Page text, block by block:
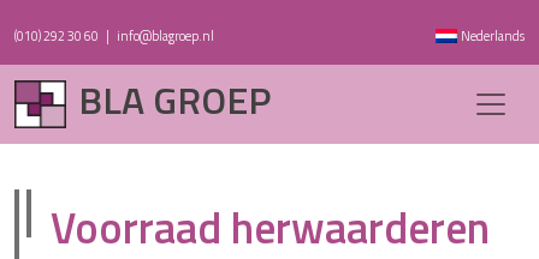
(010) 292 30 60 | info@blagroep.nl Nederlands
BLA GROEP
Voorraad herwaarderen